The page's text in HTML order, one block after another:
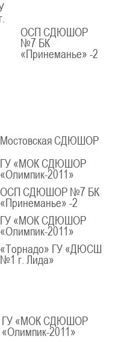
ОСП СДЮШОР
№7 БК
«Принеманье» -2
Мостовская СДЮШОР
ГУ «МОК СДЮШОР
«Олимпик-2011»
ОСП СДЮШОР №7 БК
«Принеманье» -2
ГУ «МОК СДЮШОР
«Олимпик-2011»
«Торнадо» ГУ «ДЮСШ
№1 г. Лида»
ГУ «МОК СДЮШОР
«Олимпик-2011»